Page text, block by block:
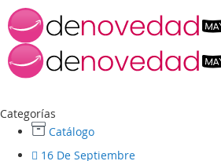
Categorías
Catálogo
16 De Septiembre